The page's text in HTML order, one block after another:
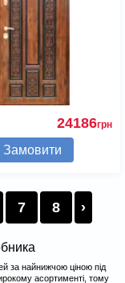
24186грн
Замовити
7 8 ›
за найнижчою ціною під
асортименті, тому